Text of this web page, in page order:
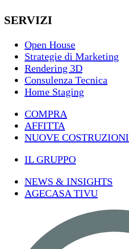
SERVIZI
Open House
Strategie di Marketing
Rendering 3D
Consulenza Tecnica
Home Staging
COMPRA
AFFITTA
NUOVE COSTRUZIONI
IL GRUPPO
NEWS & INSIGHTS
AGECASA TIVU